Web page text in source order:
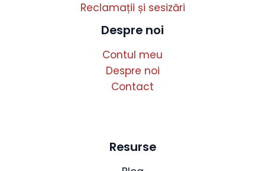
Reclamații și sesizări
Despre noi
Contul meu
Despre noi
Contact
Resurse